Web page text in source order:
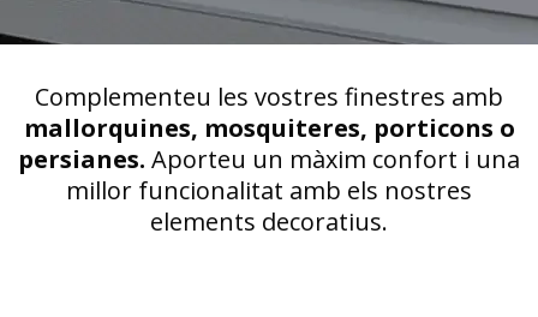
Complementeu les vostres finestres amb
mallorquines, mosquiteres, porticons o
persianes. Aporteu un màxim confort i una
millor funcionalitat amb els nostres
elements decoratius.